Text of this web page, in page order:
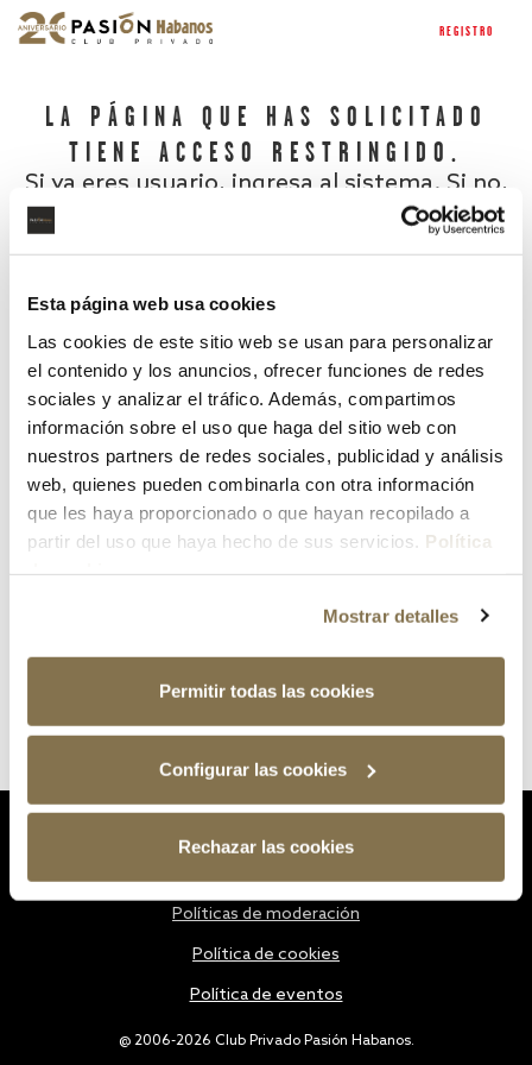
Esta página web usa cookies
Las cookies de este sitio web se usan para personalizar
el contenido y los anuncios, ofrecer funciones de redes
sociales y analizar el tráfico. Además, compartimos
información sobre el uso que haga del sitio web con
nuestros partners de redes sociales, publicidad y análisis
web, quienes pueden combinarla con otra información
que les haya proporcionado o que hayan recopilado a
partir del uso que haya hecho de sus servicios. Política
Mostrar detalles
Permitir todas las cookies
Configurar las cookies
Rechazar las cookies
REGISTRO
LA PÁGINA QUE HAS SOLICITADO
TIENE ACCESO RESTRINGIDO.
Si ya eres usuario, ingresa al sistema. Si no,
¿Has olvidado tu contraseña?
@ 2006-2026 Club Privado Pasión Habanos.
Políticas de moderación
Política de cookies
Política de eventos